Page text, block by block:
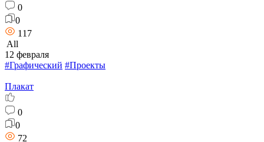
0
0
117
All
12 февраля
#Графический #Проекты
Плакат
0
0
72